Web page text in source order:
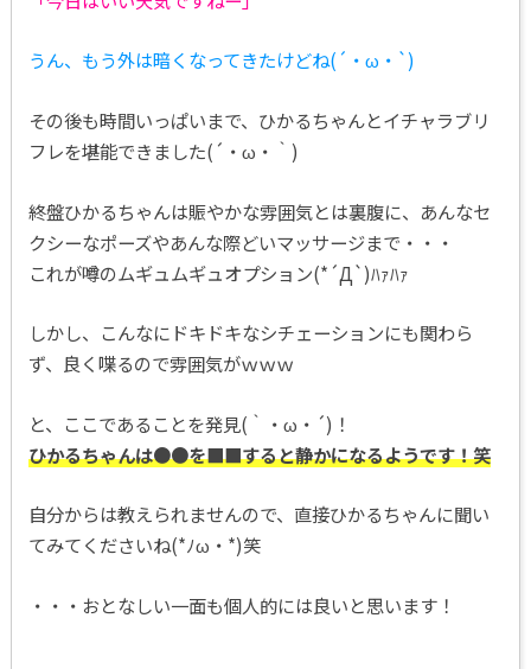
うん、もう外は暗くなってきたけどね(´・ω・`)
その後も時間いっぱいまで、ひかるちゃんとイチャラブリ
フレを堪能できました(´・ω・｀)
終盤ひかるちゃんは賑やかな雰囲気とは裏腹に、あんなセ
クシーなポーズやあんな際どいマッサージまで・・・
これが噂のムギュムギュオプション(*´Д`)ﾊｧﾊｧ
しかし、こんなにドキドキなシチェーションにも関わら
ず、良く喋るので雰囲気がｗｗｗ
と、ここであることを発見(｀・ω・´)！
ひかるちゃんは●●を■■すると静かになるようです！笑
自分からは教えられませんので、直接ひかるちゃんに聞い
てみてくださいね(*ﾉω・*)笑
・・・おとなしい一面も個人的には良いと思います！